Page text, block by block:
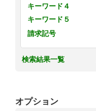
キーワード４
キーワード５
請求記号
検索結果一覧
オプション